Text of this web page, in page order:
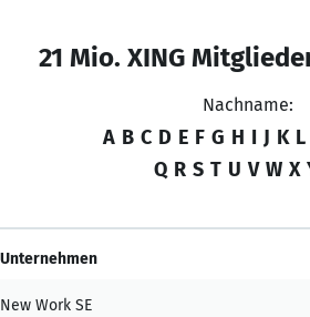
21 Mio. XING
Nachname:
A B C D E F G H I J K L
Q R S T U V W X
Unternehmen
New Work SE